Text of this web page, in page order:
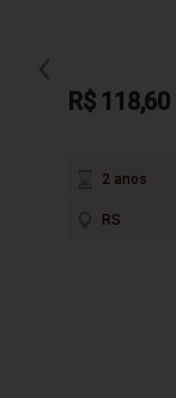
R$ 118,60
2 anos
RS